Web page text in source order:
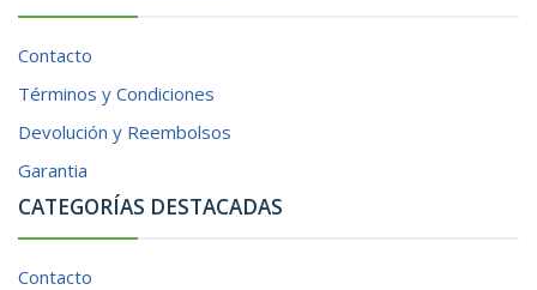
Contacto
Términos y Condiciones
Devolución y Reembolsos
Garantia
CATEGORÍAS DESTACADAS
Contacto